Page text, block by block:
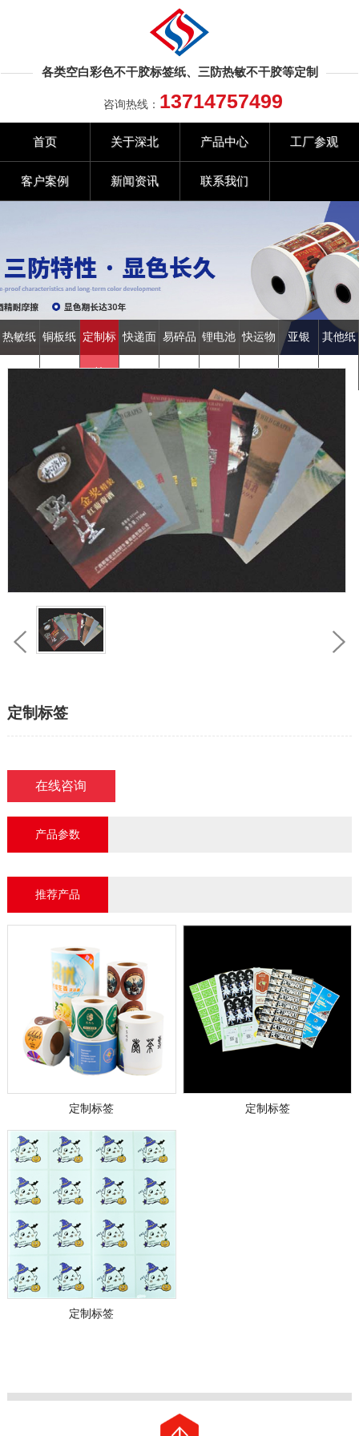
各类空白彩色不干胶标签纸、三防热敏不干胶等定制
咨询热线： 13714757499
首页 关于深北 产品中心 工厂参观
客户案例 新闻资讯 联系我们
热敏纸
标签
铜板纸
标签
定制标
签
快递面
单
易碎品
箱贴
锂电池
标签
快运物
流标签
亚银
PET
其他纸
类
定制标签
在线咨询
产品参数
推荐产品
定制标签 定制标签
定制标签